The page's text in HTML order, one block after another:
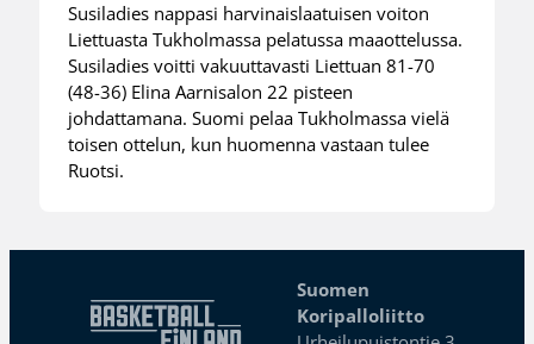
Susiladies nappasi harvinaislaatuisen voiton
Liettuasta Tukholmassa pelatussa maaottelussa.
Susiladies voitti vakuuttavasti Liettuan 81-70
(48-36) Elina Aarnisalon 22 pisteen
johdattamana. Suomi pelaa Tukholmassa vielä
toisen ottelun, kun huomenna vastaan tulee
Ruotsi.
Suomen
Koripalloliitto